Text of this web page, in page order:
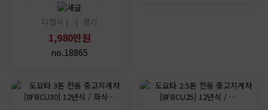
디젤식 | | 경기
1,980만원
no.18865